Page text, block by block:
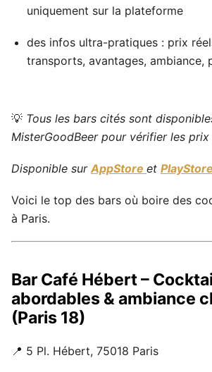
uniquement sur la plateforme
des infos ultra-pratiques : prix
transports, avantages, ambiance,
💡 Tous les bars cités sont
MisterGoodBeer pour vérifier les prix
Disponible sur AppStore et PlayStore
Voici le top des bars où boire des
à Paris.
Bar Café Hébert –
abordables & ambiance
(Paris 18)
📍 5 Pl. Hébert, 75018 Paris